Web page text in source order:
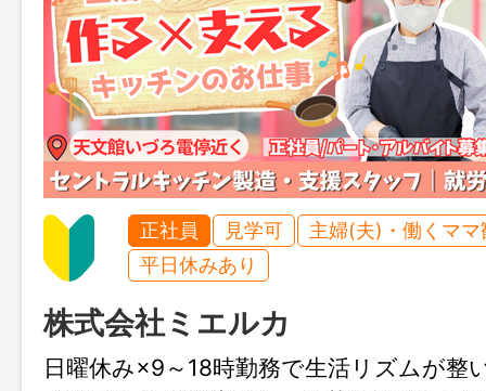
正社員 見学可
主婦(夫)・働くママ
平日休みあり
株式会社ミエルカ
日曜休み×9～18時勤務で生活リズムが整